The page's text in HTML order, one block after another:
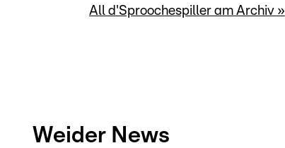
All d'Sproochespiller am Archiv »
Weider News